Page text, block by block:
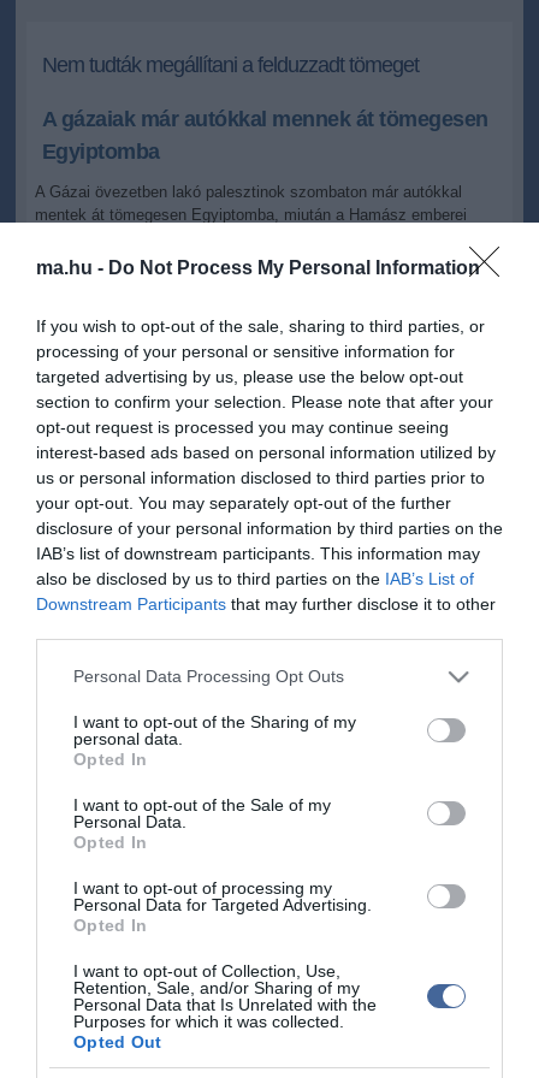
ma.hu - Do Not Process My Personal Information
If you wish to opt-out of the sale, sharing to third parties, or
processing of your personal or sensitive information for
targeted advertising by us, please use the below opt-out
section to confirm your selection. Please note that after your
opt-out request is processed you may continue seeing
interest-based ads based on personal information utilized by
us or personal information disclosed to third parties prior to
your opt-out. You may separately opt-out of the further
disclosure of your personal information by third parties on the
IAB’s list of downstream participants. This information may
also be disclosed by us to third parties on the IAB’s List of
Downstream Participants that may further disclose it to other
Please note that this website/app uses one or more Google
not limited to your visit or usage behaviour. You may click to
grant or deny consent to Google and its third-party tags to
use your data for below specified purposes in below Google
consent section.
Personal Data Processing Opt Outs
I want to opt-out of the Sharing of my
personal data.
Opted In
I want to opt-out of the Sale of my
Personal Data.
Opted In
I want to opt-out of processing my
Personal Data for Targeted Advertising.
Opted In
I want to opt-out of Collection, Use,
Retention, Sale, and/or Sharing of my
Personal Data that Is Unrelated with the
Purposes for which it was collected.
Opted Out
Nem tudták megállítani a felduzzadt tömeget
A gázaiak már autókkal mennek át tömegesen
Egyiptomba
A Gázai övezetben lakó palesztinok szombaton már autókkal
mentek át tömegesen Egyiptomba, miután a Hamász emberei
átjárást. Az egyiptomi határőrök ismét nem avatkoztak be.
2008.01.26 10:37
MTI
+ -
Palesztin fegyveresek szerda este robbantásokkal réseket ütöttek
az övezetet Egyiptomtól elválasztó kerítésen, és ezt követően
palesztinok tömegesen mentek át az arab országba alapvető
közszükségleti cikkeket vásárolni.
A határőrök két napig egyáltalán nem avatkoztak be, hagyták őket
teljesen szabadon közlekedni, majd részlegesen lezárták a rafahi
átkelőt, csak azokat a palesztinokat engedték át, akik Egyiptomból
visszatértek a Gázai övezetbe. Emiatt felduzzadt a tömeg a fő
átjárónál a gázai övezeti oldalon, és a feldühödött palesztinok
akik a először a levegőbe leadott lövésekkel próbáltak rendet
szétoszlatására.
Pénteken azonban az övezetet kizárólagos uralma alatt tartó
újabb falszakaszt a határon, és annyira kibővítették a rést, hogy
azon gépkocsival is át lehet jutni. Az egyiptomi határőrök először
átjutásának megakadályozására, de később feladták.
Kapcsolódó írások: